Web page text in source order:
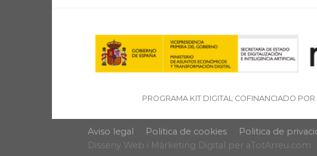
PROGRAMA KIT DIGITAL COFINANCIADO
Aviso legal Politica de cookies
Politica de
Disseny Web i Màrketing Digital per aTotArreu.com